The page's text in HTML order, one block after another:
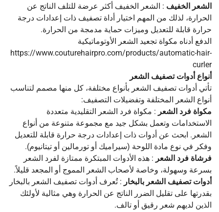
الشعر الخفيف : الشعر الخفيف أكثر عرضة للتلف الناتج عن
الحرارة، لذلك من المهم اختيار أداة تصفيف ذات إعدادات درجة
حرارة قابلة للتعديل وميزات حماية مدمجة من الحرارة.
الدفع أدناه مكواة تجعيد الشعر الأوتوماتيكية
https://www.couturehairpro.com/products/automatic-hair-
curler
أنواع أدوات تصفيف الشعر
تأتي أدوات تصفيف الشعر بأنواع مختلفة، كل منها مصمم لتناسب
أنواع الشعر المختلفة وتفضيلات التصفيف:
مكواة فرد الشعر : مكواة فرد الشعر التقليدية متعددة
الاستخدامات وتعمل بشكل جيد مع مجموعة متنوعة من أنواع
الشعر. ابحث عن أدوات ذات إعدادات درجة حرارة قابلة للتعديل
وفكر في نوع مادة اللوحة (سيراميك أو تورمالين أو تيتانيوم).
فرشاة فرد الشعر : هذه الأدوات المبتكرة ممتازة لفرد الشعر
بسرعة وسهولة، وخاصة لأصحاب الشعر المموج أو المجعد قليلاً.
أدوات تصفيف الشعر بالبخار : تُعرف أدوات تصفيف الشعر بالبخار
بقدرتها على تقليل الضرر الناتج عن الحرارة وهي مثالية لأولئك
الذين لديهم شعر رقيق أو تالف.